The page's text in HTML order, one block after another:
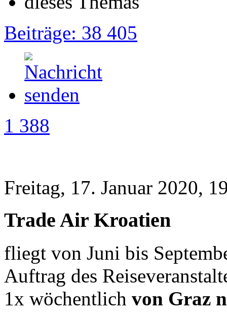
Beiträge: 38 405
1 388
Freitag, 17. Januar 2020,
Trade Air Kroatien
fliegt von Juni bis
Auftrag des
1x wöchentlich von Graz